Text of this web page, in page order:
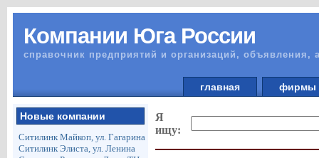
Компании Юга России
справочник предприятий и организаций, объявления,
главная
Новые компании
Ситилинк Майкоп, ул. Гагарина
Ситилинк Элиста, ул. Ленина
Я
ищу: